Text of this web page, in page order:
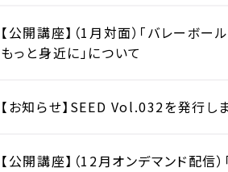
【公開講座】（1月対面）「バレーボ
もっと身近に」について
【お知らせ】SEED Vol.032を発行し
【公開講座】（12月オンデマンド配信